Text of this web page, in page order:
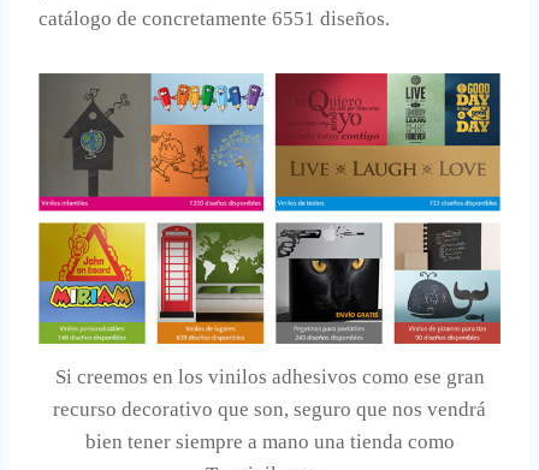
catálogo de concretamente 6551 diseños.
Si creemos en los vinilos adhesivos como ese gran
recurso decorativo que son, seguro que nos vendrá
bien tener siempre a mano una tienda como